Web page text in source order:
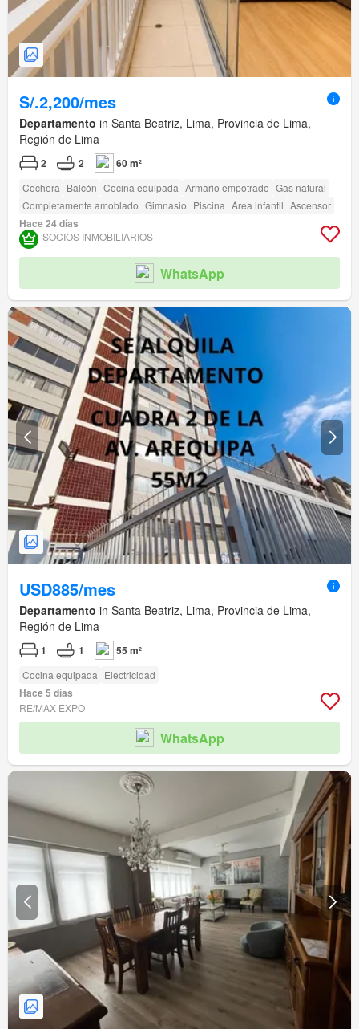
S/.2,200/mes
Departamento in Santa Beatriz, Lima, Provincia de Lima,
Región de Lima
2 2 60 m²
Cochera Balcón Cocina equipada Armario empotrado Gas natural
Completamente amoblado Gimnasio Piscina Área infantil Ascensor
Hace 24 días
SOCIOS INMOBILIARIOS
WhatsApp
USD885/mes
Departamento in Santa Beatriz, Lima, Provincia de Lima,
Región de Lima
1 1 55 m²
Cocina equipada Electricidad
Hace 5 días
RE/MAX EXPO
WhatsApp